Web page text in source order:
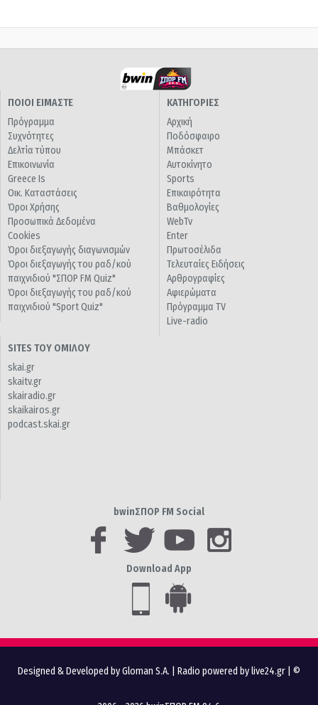
ΠΟΙΟΙ ΕΙΜΑΣΤΕ
Πρόγραμμα
Συχνότητες
Δελτία τύπου
Επικοινωνία
Greece Is
Οικ. Καταστάσεις
Όροι Χρήσης
Προσωπικά Δεδομένα
Cookies
Όροι διεξαγωγής διαγωνισμών
Όροι διεξαγωγής του ραδ/κού
παιχνιδιού "ΣΠΟΡ FM Quiz"
Όροι διεξαγωγής του ραδ/κού
παιχνιδιού "Sport Quiz"
ΚΑΤΗΓΟΡΙΕΣ
Αρχική
Ποδόσφαιρο
Μπάσκετ
Αυτοκίνητο
Sports
Επικαιρότητα
Βαθμολογίες
WebTv
Enter
Πρωτοσέλιδα
Τελευταίες Ειδήσεις
Αρθρογραφίες
Αφιερώματα
Πρόγραμμα TV
Live-radio
SITES ΤΟΥ ΟΜΙΛΟΥ
skai.gr
skaitv.gr
skairadio.gr
skaikairos.gr
podcast.skai.gr
bwinΣΠΟΡ FM Social
Download App
Designed & Developed by Gloman S.A. Radio powered by live24.gr | ©